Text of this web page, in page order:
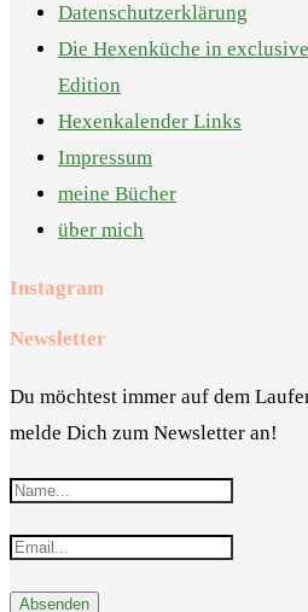
Datenschutzerklärung
Die Hexenküche in
Edition
Hexenkalender Links
Impressum
meine Bücher
über mich
Instagram
Newsletter
Du möchtest immer auf dem
melde Dich zum Newsletter an!